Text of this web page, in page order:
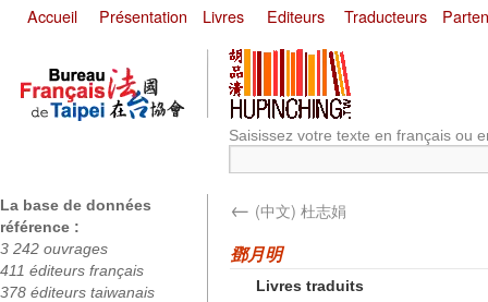
Accueil Présentation Livres Editeurs Traducteurs
Saisissez votre texte en français ou
La base de données
référence :
3 242 ouvrages
411 éditeurs français
378 éditeurs taiwanais
← (中文) 杜志娟
鄧月明
Livres traduits